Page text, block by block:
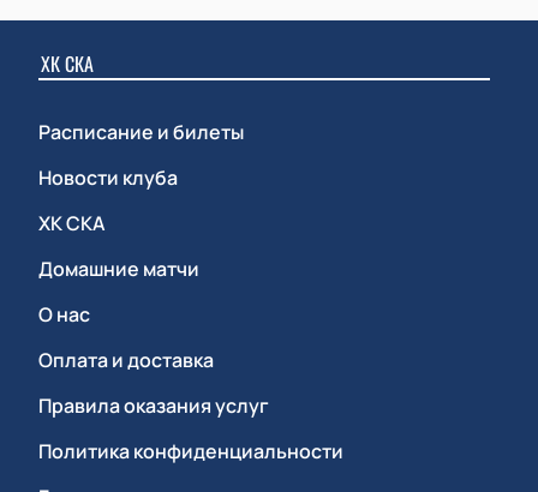
ХК СКА
Расписание и билеты
Новости клуба
ХК СКА
Домашние матчи
О нас
Оплата и доставка
Правила оказания услуг
Политика конфиденциальности